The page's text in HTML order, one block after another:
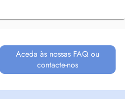
Aceda às nossas FAQ ou
contacte-nos